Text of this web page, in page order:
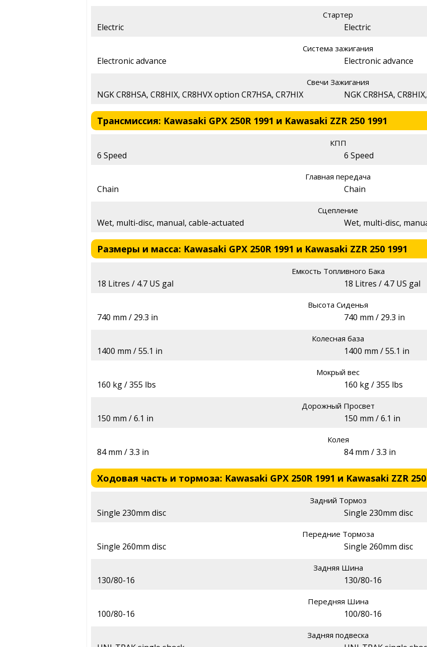
Стартер
Electric Electric
Система зажигания
Electronic advance Electronic advance
Свечи Зажигания
NGK CR8HSA, CR8HIX, CR8HVX option CR7HSA, CR7HIX NGK CR8HSA,
Трансмиссия: Kawasaki GPX 250R 1991 и Kawasaki ZZR 250 1991
КПП
6 Speed 6 Speed
Главная передача
Chain Chain
Сцепление
Wet, multi-disc, manual, cable-actuated Wet, multi-disc,
Размеры и масса: Kawasaki GPX 250R 1991 и Kawasaki ZZR 250 1991
Емкость Топливного Бака
18 Litres / 4.7 US gal 18 Litres / 4.7 US gal
Высота Сиденья
740 mm / 29.3 in 740 mm / 29.3 in
Колесная база
1400 mm / 55.1 in 1400 mm / 55.1 in
Мокрый вес
160 kg / 355 lbs 160 kg / 355 lbs
Дорожный Просвет
150 mm / 6.1 in 150 mm / 6.1 in
Колея
84 mm / 3.3 in 84 mm / 3.3 in
Ходовая часть и тормоза: Kawasaki GPX 250R 1991 и Kawasaki ZZR 250
Задний Тормоз
Single 230mm disc Single 230mm disc
Передние Тормоза
Single 260mm disc Single 260mm disc
Задняя Шина
130/80-16 130/80-16
Передняя Шина
100/80-16 100/80-16
Задняя подвеска